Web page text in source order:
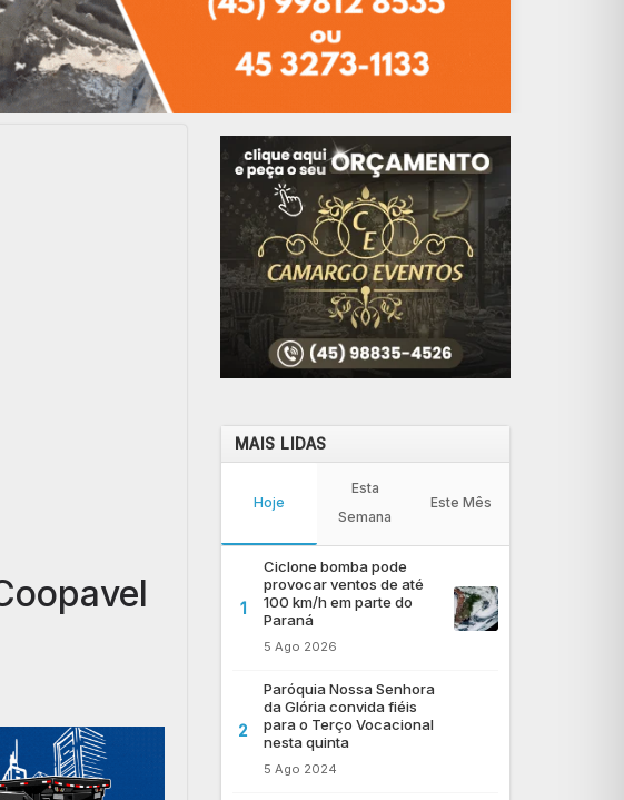
MAIS LIDAS
Hoje
Esta
Semana
Este Mês
1
Ciclone bomba pode
provocar ventos de até
100 km/h em parte do
Paraná
5 Ago 2026
2
Paróquia Nossa Senhora
da Glória convida fiéis
para o Terço Vocacional
nesta quinta
5 Ago 2024